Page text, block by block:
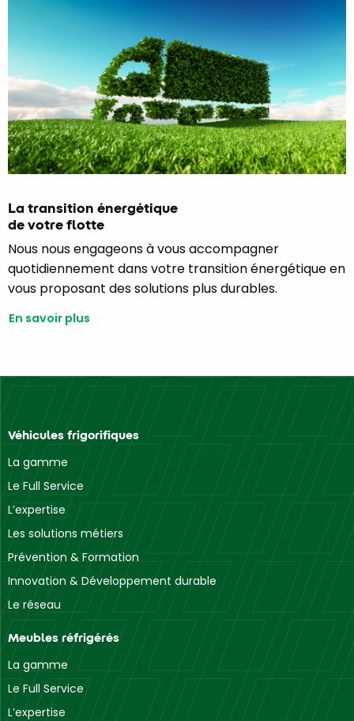
La transition énergétique
de votre flotte
Nous nous engageons à vous accompagner
quotidiennement dans votre transition énergétique en
vous proposant des solutions plus durables.
En savoir plus
Véhicules frigorifiques
La gamme
Le Full Service
L’expertise
Les solutions métiers
Prévention & Formation
Innovation & Développement durable
Le réseau
Meubles réfrigérés
La gamme
Le Full Service
L’expertise